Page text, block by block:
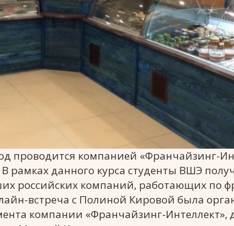
проводится компанией «Франчайзинг-
рамках данного курса студенты ВШЭ
российских компаний, работающих по
встреча с Полиной Кировой была
компании «Франчайзинг-Интеллект»,